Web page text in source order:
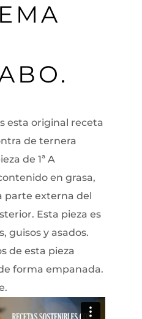
esta original receta
de ternera
de 1ª A
en grasa,
parte externa del
Esta pieza es
guisos y asados.
de esta pieza
forma empanada.